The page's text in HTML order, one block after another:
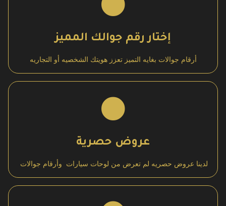
إختار رقم جوالك المميز
أرقام جوالات بغايه التميز تعزز هويتك الشخصيه أو التجاريه
عروض حصرية
لدينا عروض حصريه لم تعرض من لوحات سيارات وأرقام جوالات